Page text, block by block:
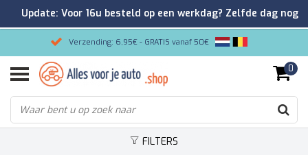
Verzending: 6,95€ - GRATIS vanaf 50€
Gemakkelijk bestellen/Veilig betalen
9.2/10 Klantenrating via Kiyoh!
0
FILTERS
Update: Voor 16u besteld op een werkdag? Zelfde dag nog
verzonden!